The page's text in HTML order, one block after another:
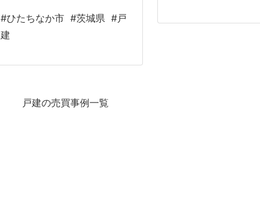
#ひたちなか市 #茨城県 #戸
建
戸建の売買事例一覧